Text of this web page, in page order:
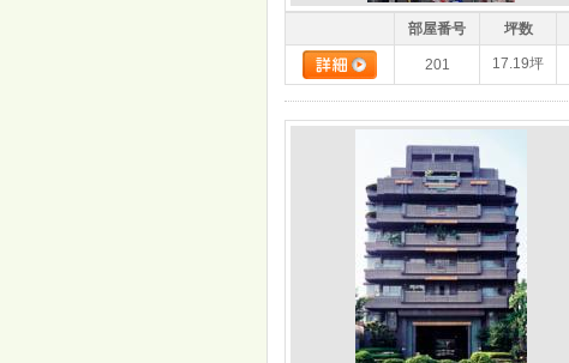
部屋番号 坪数
201 17.19坪